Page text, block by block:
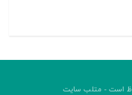
است - متلب سایت